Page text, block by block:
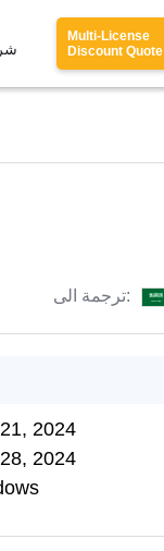
Multi-License
Discount Quote
ترجمة الى:
2024
2024